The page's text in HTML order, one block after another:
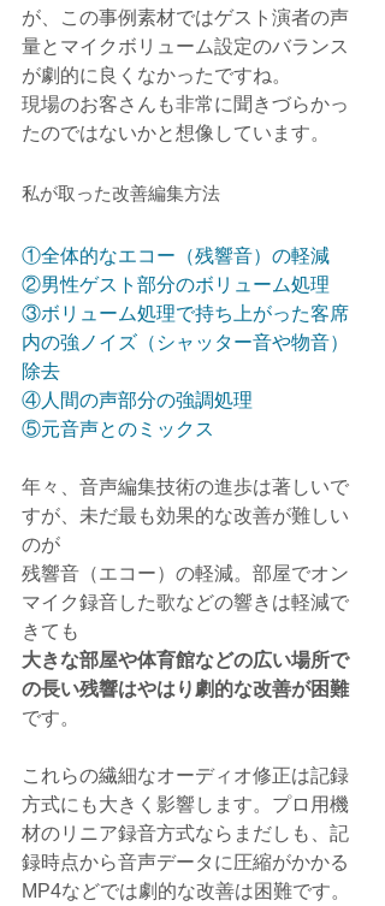
が、この事例素材ではゲスト演者の声
量とマイクボリューム設定のバランス
が劇的に良くなかったですね。
現場のお客さんも非常に聞きづらかっ
たのではないかと想像しています。
私が取った改善編集方法
①全体的なエコー（残響音）の軽減
②男性ゲスト部分のボリューム処理
③ボリューム処理で持ち上がった客席
内の強ノイズ（シャッター音や物音）
除去
④人間の声部分の強調処理
⑤元音声とのミックス
年々、音声編集技術の進歩は著しいで
すが、未だ最も効果的な改善が難しい
のが
残響音（エコー）の軽減。部屋でオン
マイク録音した歌などの響きは軽減で
きても
大きな部屋や体育館などの広い場所で
の長い残響はやはり劇的な改善が困難
です。
これらの繊細なオーディオ修正は記録
方式にも大きく影響します。プロ用機
材のリニア録音方式ならまだしも、記
録時点から音声データに圧縮がかかる
MP4などでは劇的な改善は困難です。